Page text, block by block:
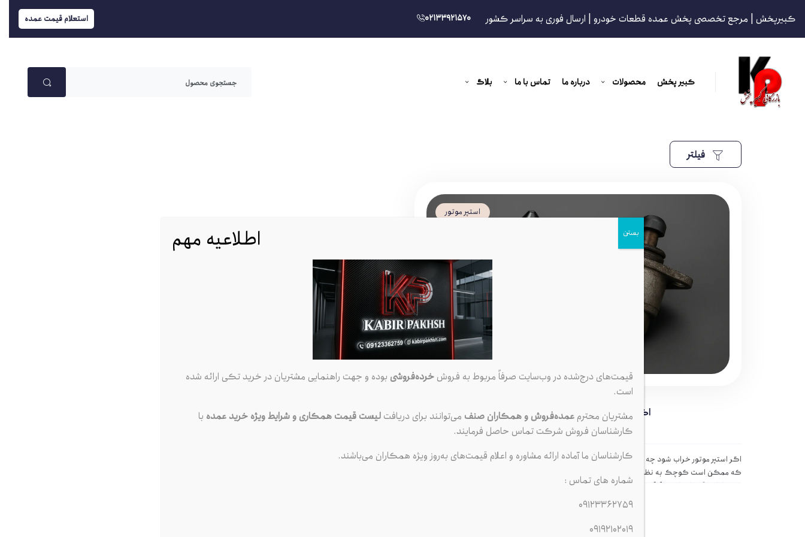
کبیرپخش | مرجع تخصصی پخش عمده قطعات خودرو | ارسال فوری به سراسر کشور 02133921570 استعلام قیمت عمده
کبیر پخش محصولات درباره ما تماس با ما بلاگ
استپر موتور
اگر استپر موتور خراب شود چه می‌شود؟
اگر استپر موتور خراب شود چه می‌شود؟ علائم، دلایل و راهکارها در دنیای خودرو، قطعاتی وجود دارند
که ممکن است کوچک به نظر برسند اما تأثیر زیادی بر عملکرد کلی خودرو داشته باشند. استپر موتور
یکی از این قطعات است. […]
اطلاعیه مهم
قیمت‌های درج‌شده در وب‌سایت صرفاً مربوط به فروش خرده‌فروشی بوده و جهت راهنمایی مشتریان در خرید تکی ارائه شده
است.
مشتریان محترم عمده‌فروش و همکاران صنف می‌توانند برای دریافت لیست قیمت همکاری و شرایط ویژه خرید عمده با
کارشناسان فروش شرکت تماس حاصل فرمایند.
کارشناسان ما آماده ارائه مشاوره و اعلام قیمت‌های به‌روز ویژه همکاران می‌باشند.
شماره های تماس :
09123362759
09192102019
بستن